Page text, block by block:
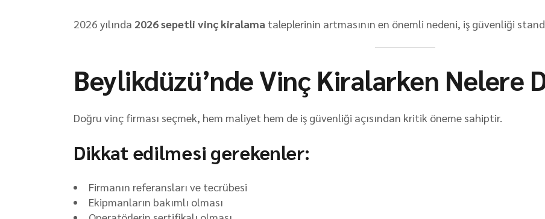
2026 yılında 2026 sepetli vinç kiralama taleplerinin artmasının en önemli nedeni, iş güvenliği
Beylikdüzü’nde Vinç Kiralarken Nelere
Doğru vinç firması seçmek, hem maliyet hem de iş güvenliği açısından kritik öneme sahiptir.
Dikkat edilmesi gerekenler:
Firmanın referansları ve tecrübesi
Ekipmanların bakımlı olması